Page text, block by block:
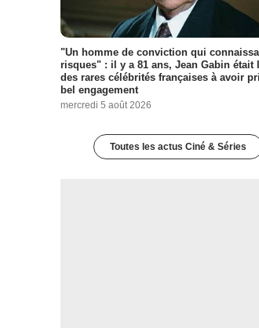
"Un homme de conviction qui
risques" : il y a 81 ans, Jean Gabin était
des rares célébrités françaises à avoir
bel engagement
mercredi 5 août 2026
Toutes les actus Ciné & Séries